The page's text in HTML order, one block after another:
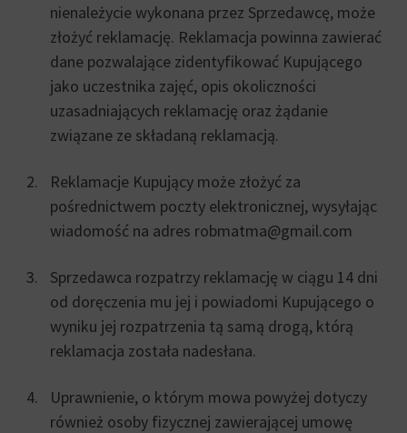
nienależycie wykonana przez Sprzedawcę, może
złożyć reklamację. Reklamacja powinna zawierać
dane pozwalające zidentyfikować Kupującego
jako uczestnika zajęć, opis okoliczności
uzasadniających reklamację oraz żądanie
związane ze składaną reklamacją.
Reklamacje Kupujący może złożyć za
pośrednictwem poczty elektronicznej, wysyłając
wiadomość na adres robmatma@gmail.com
Sprzedawca rozpatrzy reklamację w ciągu 14 dni
od doręczenia mu jej i powiadomi Kupującego o
wyniku jej rozpatrzenia tą samą drogą, którą
reklamacja została nadesłana.
Uprawnienie, o którym mowa powyżej dotyczy
również osoby fizycznej zawierającej umowę